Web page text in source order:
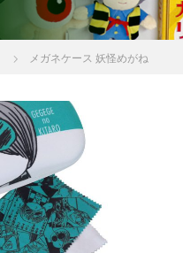
メガネケース 妖怪めがね